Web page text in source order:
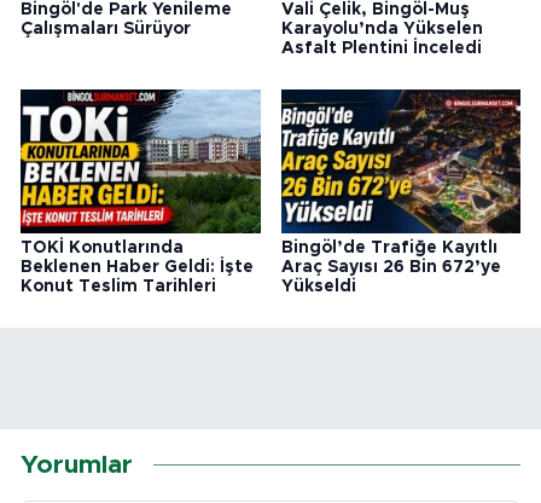
Bingöl'de Park Yenileme
Çalışmaları Sürüyor
Vali Çelik, Bingöl-Muş
Karayolu’nda Yükselen
Asfalt Plentini İnceledi
TOKİ Konutlarında
Beklenen Haber Geldi: İşte
Konut Teslim Tarihleri
Bingöl’de Trafiğe Kayıtlı
Araç Sayısı 26 Bin 672’ye
Yükseldi
Yorumlar